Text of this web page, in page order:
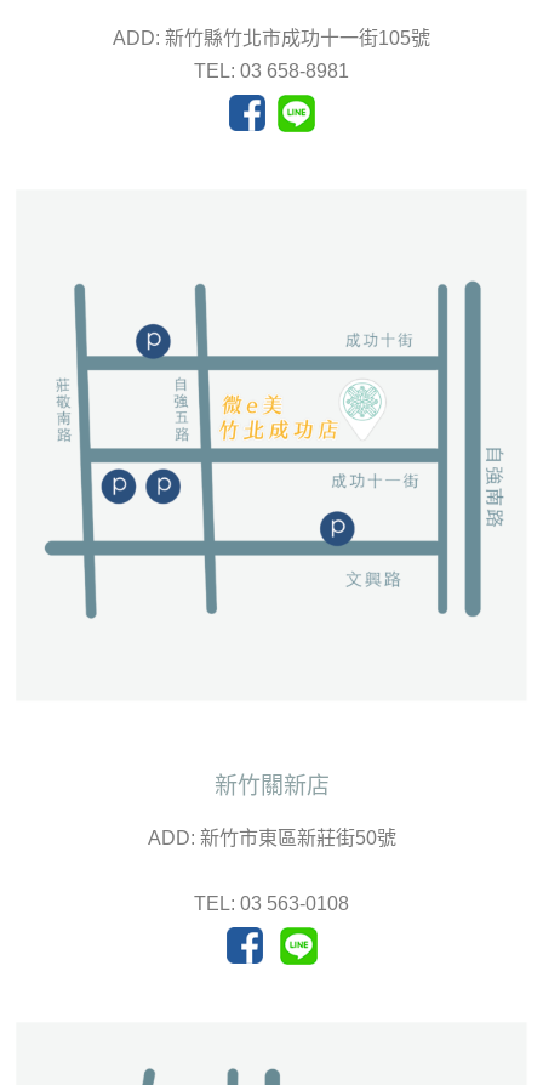
ADD: 新竹縣竹北市成功十一街105號
TEL: 03 658-8981
新竹關新店
ADD: 新竹市東區新莊街50號
TEL: 03 563-0108